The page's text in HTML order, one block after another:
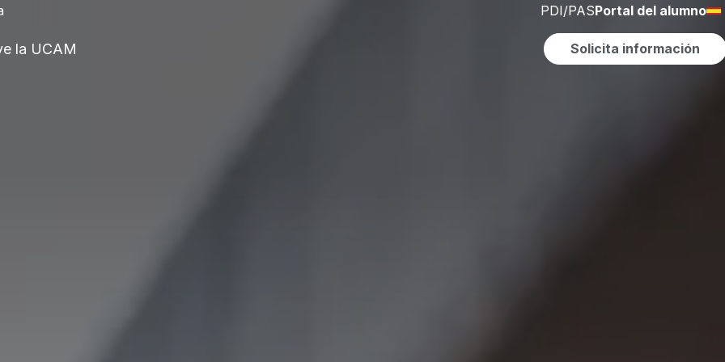
PDI/PASPortal del alumno
la UCAM Solicita información